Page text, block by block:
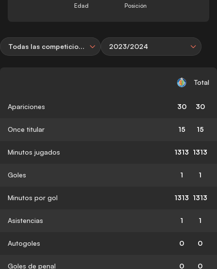
Edad Posición
Todas las competiciones 2023/2024
Total
Apariciones 30 30
Once titular 15 15
Minutos jugados 1313 1313
Goles 1 1
Minutos por gol 1313 1313
Asistencias 1 1
Autogoles 0 0
Goles de penal 0 0